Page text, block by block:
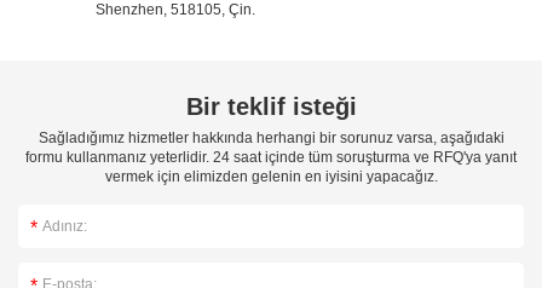
Shenzhen, 518105, Çin.
Bir teklif isteği
Sağladığımız hizmetler hakkında herhangi bir sorunuz varsa, aşağıdaki
formu kullanmanız yeterlidir. 24 saat içinde tüm soruşturma ve RFQ'ya yanıt
vermek için elimizden gelenin en iyisini yapacağız.